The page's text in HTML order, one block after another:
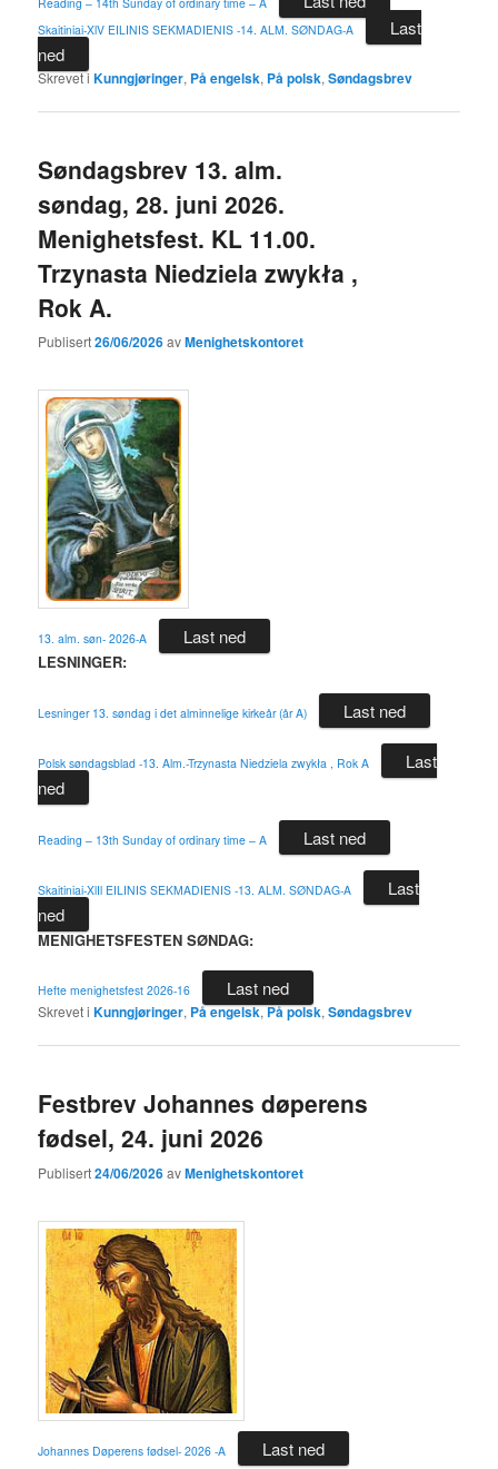
Skaitiniai-XlV EILINIS SEKMADIENIS -14. ALM. SØNDAG-A
Last
ned
Skrevet i Kunngjøringer, På engelsk, På polsk,Søndagsbrev
Søndagsbrev 13. alm.
søndag, 28. juni 2026.
Menighetsfest. KL 11.00.
Trzynasta Niedziela zwykła ,
Rok A.
Publisert26/06/2026avMenighetskontoret
13. alm. søn- 2026-A Last ned
LESNINGER:
Lesninger 13. søndag i det alminnelige kirkeår (år A) Last ned
Polsk søndagsblad -13. Alm.-Trzynasta Niedziela zwykła , Rok A
Last
ned
Reading – 13th Sunday of ordinary time – A Last ned
Skaitiniai-XlIl EILINIS SEKMADIENIS -13. ALM. SØNDAG-A
Last
ned
MENIGHETSFESTEN SØNDAG:
Hefte menighetsfest 2026-16 Last ned
Skrevet i Kunngjøringer, På engelsk,På polsk,Søndagsbrev
Festbrev Johannes døperens
fødsel, 24. juni 2026
Publisert24/06/2026avMenighetskontoret
Johannes Døperens fødsel- 2026 -A Last ned